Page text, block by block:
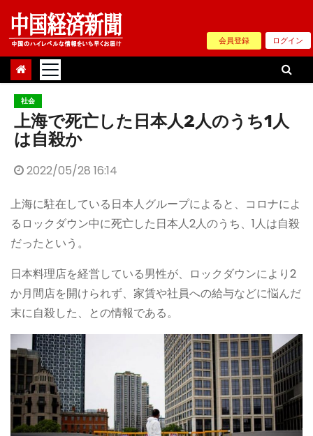
Skip
content
会員登録 ログイン
社会
上海で死亡した日本人2人のうち1人
は自殺か
2022/05/28 16:14
上海に駐在している日本人グループによると、コロナによ
るロックダウン中に死亡した日本人2人のうち、1人は自殺
だったという。
日本料理店を経営している男性が、ロックダウンにより2
か月間店を開けられず、家賃や社員への給与などに悩んだ
末に自殺した、との情報である。